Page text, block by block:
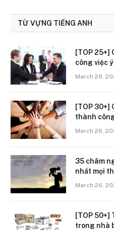
TỪ VỰNG TIẾNG ANH
[TOP 25+]
công việc
March 29,
[TOP 30+]
thành
March 26,
35 châm
nhất mọi
March 26,
[TOP 50+]
trong nhà